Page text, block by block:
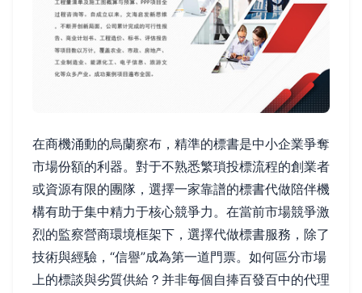
在商機涌動的烏蘭察布，精準的標書是中小企業爭奪
市場份額的利器。對于不熟悉繁瑣投標流程的創業者
或資源有限的團隊，選擇一家靠譜的標書代做陪伴機
構有助于集中精力于核心競爭力。在當前市場競爭激
烈的監察營商環境框架下，選擇代做標書服務，除了
技術與經驗，“信譽”成為第一道門票。如何區分市場
上的標談與劣質供給？并非每個自捧百發百中的代理